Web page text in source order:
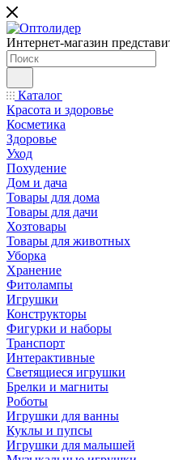
Интернет-магазин
Каталог
Красота и здоровье
Косметика
Здоровье
Уход
Похудение
Дом и дача
Товары для дома
Товары для дачи
Хозтовары
Товары для животных
Уборка
Хранение
Фитолампы
Игрушки
Конструкторы
Фигурки и наборы
Транспорт
Интерактивные
Светящиеся игрушки
Брелки и магниты
Роботы
Игрушки для ванны
Куклы и пупсы
Игрушки для малышей